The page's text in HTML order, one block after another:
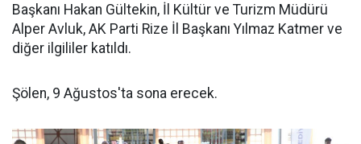
Başkanı Hakan Gültekin, İl Kültür ve Turizm Müdürü
Alper Avluk, AK Parti Rize İl Başkanı Yılmaz Katmer ve
diğer ilgililer katıldı.
Şölen, 9 Ağustos'ta sona erecek.